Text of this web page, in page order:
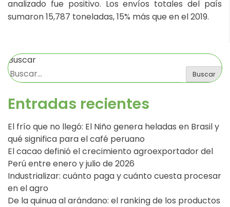
analizado fue positivo. Los envíos totales del país
sumaron 15,787 toneladas, 15% más que en el 2019.
Buscar
Buscar
Entradas recientes
El frío que no llegó: El Niño genera heladas en Brasil y
qué significa para el café peruano
El cacao definió el crecimiento agroexportador del
Perú entre enero y julio de 2026
Industrializar: cuánto paga y cuánto cuesta procesar
en el agro
De la quinua al arándano: el ranking de los productos